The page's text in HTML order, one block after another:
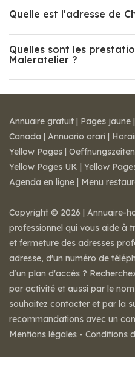
Quelle est l'adresse de
Quelles sont les
Maleratelier ?
Annuaire gratuit | Pages jaune |
Canada | Annuario orari |
Yellow Pages |
Yellow Pages UK | Yellow
Agenda en ligne | Menu
Copyright © 2026 | Annuaire-
professionnel qui vous aide à
et fermeture des adresses
adresse, d'un numéro de
d’un plan d'accès ?
par activité et aussi par le
souhaitez contacter et par la
recommandations avec un
Mentions légales - Conditions